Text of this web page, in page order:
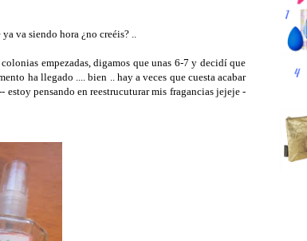
va siendo hora ¿no creéis? ..
empezadas, digamos que unas 6-7 y decidí que
ha llegado .... bien .. hay a veces que cuesta acabar
estoy pensando en reestrucuturar mis fragancias jejeje -